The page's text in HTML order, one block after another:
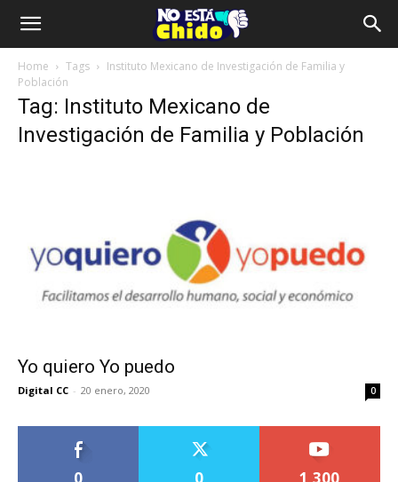
Home Tags
Instituto Mexicano de Investigación de Familia y
Población
Tag: Instituto Mexicano de
Investigación de Familia y Población
Yo quiero Yo puedo
Digital CC - 20 enero, 2020 0